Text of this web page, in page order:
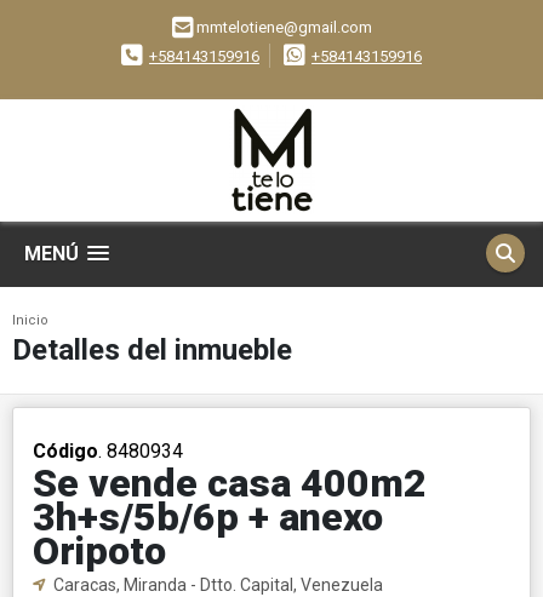
mmtelotiene@gmail.com
+584143159916
+584143159916
MENÚ
Inicio
Detalles del inmueble
Código. 8480934
Se vende casa 400m2
3h+s/5b/6p + anexo
Oripoto
Caracas, Miranda - Dtto. Capital, Venezuela